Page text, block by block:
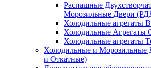
Распашные
Морозильные Двери
Холодильные агрегаты
Холодильные Агрегаты
Холодильные агрегаты
Холодильные и Морозильные
и Откатные)